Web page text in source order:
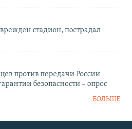
стадион, пострадал
против передачи России
безопасности – опрос
БОЛЬШЕ